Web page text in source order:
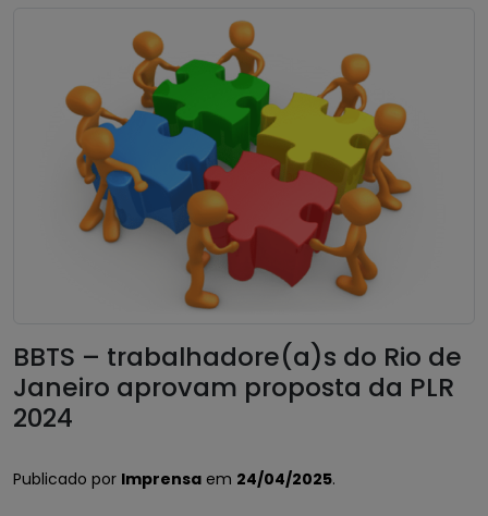
BBTS – trabalhadore(a)s do Rio de
Janeiro aprovam proposta da PLR
2024
Publicado por Imprensa em 24/04/2025.